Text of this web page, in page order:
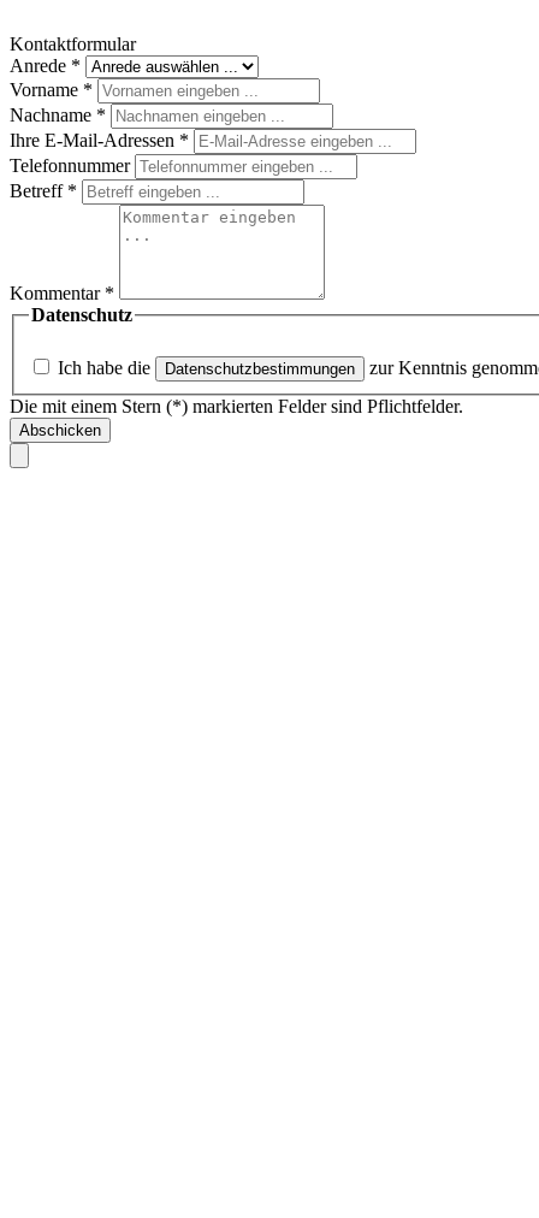
Kontaktformular
Anrede *
Vorname *
Nachname *
Ihre E-Mail-Adressen *
Telefonnummer
Betreff *
Kommentar *
Datenschutz
Ich habe die Datenschutzbestimmungen
zur Kenntnis
Die mit einem Stern (*) markierten Felder sind Pflichtfelder.
Abschicken